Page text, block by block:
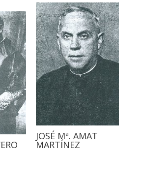
JOSÉ Mª. AMAT
MARTÍNEZ